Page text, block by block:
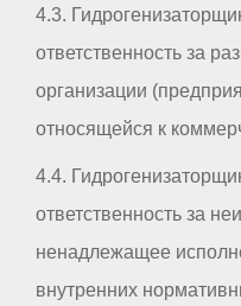
4.3.
ответственность за
организации
относящейся к
4.4.
ответственность за
ненадлежащее
внутренних